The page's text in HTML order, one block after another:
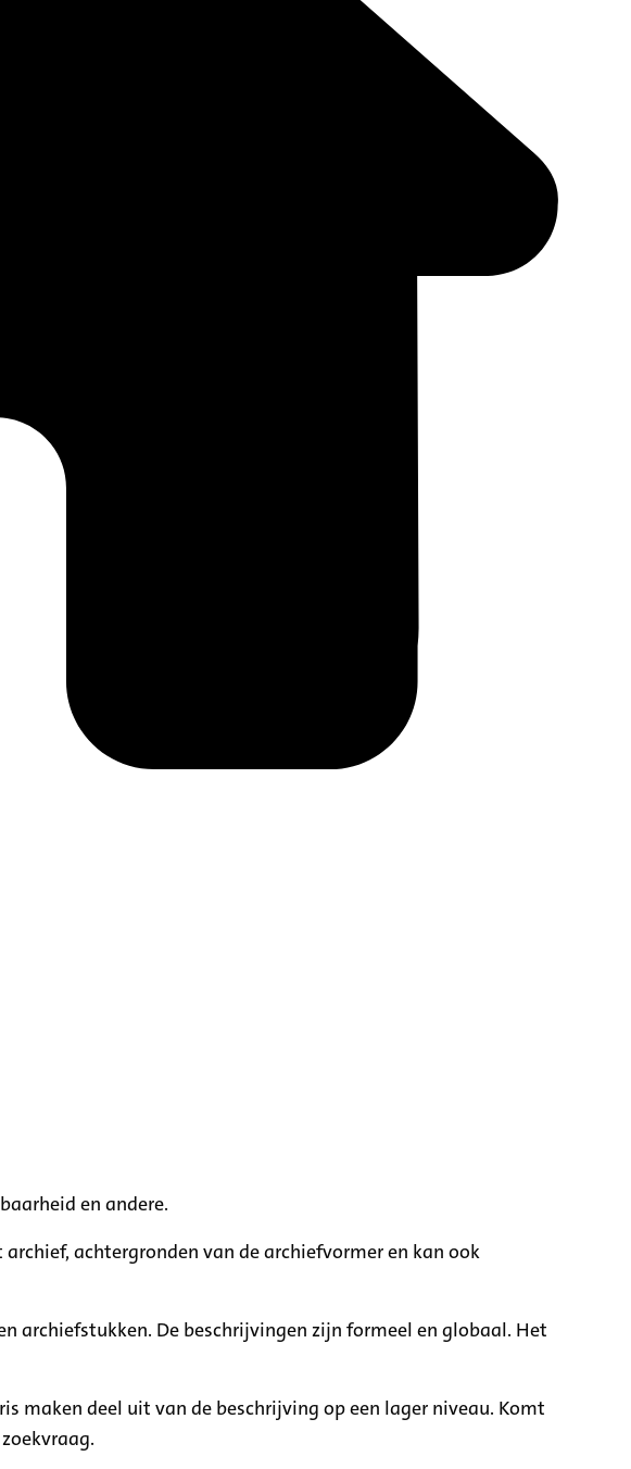
en andere.
achtergronden van de archiefvormer en kan ook
archiefstukken. De beschrijvingen zijn formeel en globaal. Het
maken deel uit van de beschrijving op een lager niveau. Komt